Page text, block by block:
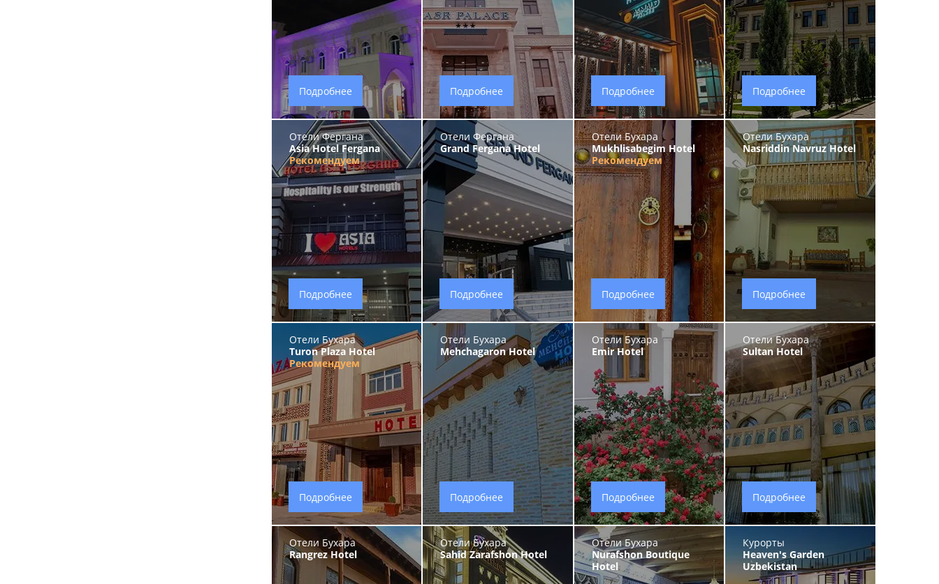
Подробнее Подробнее Подробнее Подробнее
Отели Фергана
Asia Hotel Fergana
Рекомендуем
Подробнее
Отели Фергана
Grand Fergana Hotel
Подробнее
Отели Бухара
Mukhlisabegim Hotel
Рекомендуем
Подробнее
Отели Бухара
Nasriddin Navruz Hotel
Подробнее
Отели Бухара
Turon Plaza Hotel
Рекомендуем
Подробнее
Отели Бухара
Mehchagaron Hotel
Подробнее
Отели Бухара
Emir Hotel
Подробнее
Отели Бухара
Sultan Hotel
Подробнее
Отели Бухара
Rangrez Hotel
Отели Бухара
Sahid Zarafshon Hotel
Отели Бухара
Nurafshon Boutique
Hotel
Курорты
Heaven's Garden
Uzbekistan